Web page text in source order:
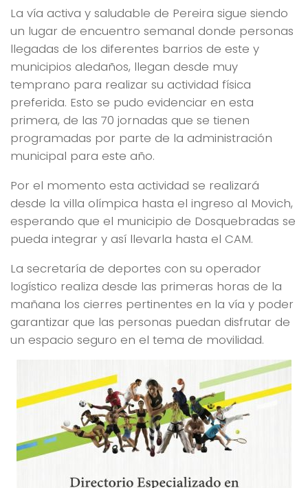
La vía activa y saludable de Pereira sigue siendo
un lugar de encuentro semanal donde personas
llegadas de los diferentes barrios de este y
municipios aledaños, llegan desde muy
temprano para realizar su actividad física
preferida. Esto se pudo evidenciar en esta
primera, de las 70 jornadas que se tienen
programadas por parte de la administración
municipal para este año.
Por el momento esta actividad se realizará
desde la villa olímpica hasta el ingreso al Movich,
esperando que el municipio de Dosquebradas se
pueda integrar y así llevarla hasta el CAM.
La secretaría de deportes con su operador
logístico realiza desde las primeras horas de la
mañana los cierres pertinentes en la vía y poder
garantizar que las personas puedan disfrutar de
un espacio seguro en el tema de movilidad.